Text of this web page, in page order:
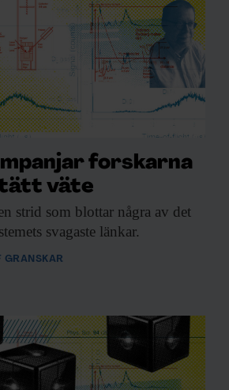
forskarna
väte
strid som blottar några av det
svagaste länkar.
GRANSKAR